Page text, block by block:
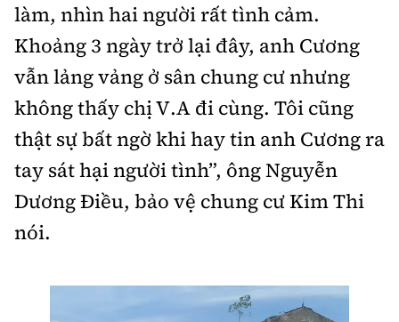
Thông tin tòa
làm, nhìn hai người rất tình cảm.
Khoảng 3 ngày trở lại đây, anh Cương
vẫn lảng vảng ở sân chung cư nhưng
không thấy chị V.A đi cùng. Tôi cũng
thật sự bất ngờ khi hay tin anh Cương ra
tay sát hại người tình”, ông Nguyễn
Dương Điều, bảo vệ chung cư Kim Thi
nói.